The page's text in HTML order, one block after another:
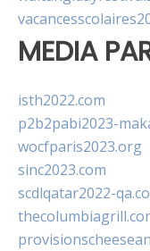
MEDIA
isth2022.com
p2b2pabi2023-
wocfparis2023.org
sinc2023.com
scdlqatar2022-